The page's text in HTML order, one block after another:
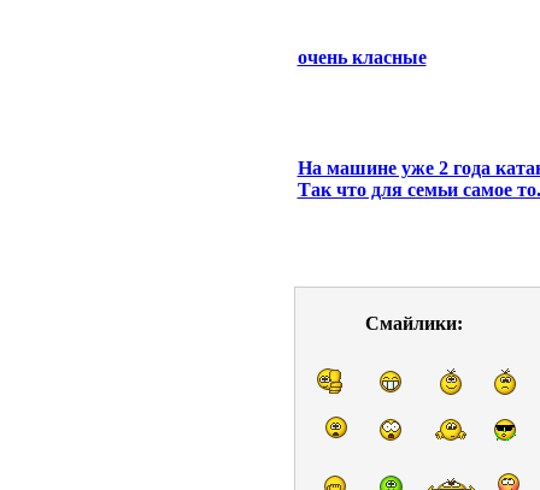
очень класные
На машине уже 2 года
Так что для семьи самое
Смайлики: